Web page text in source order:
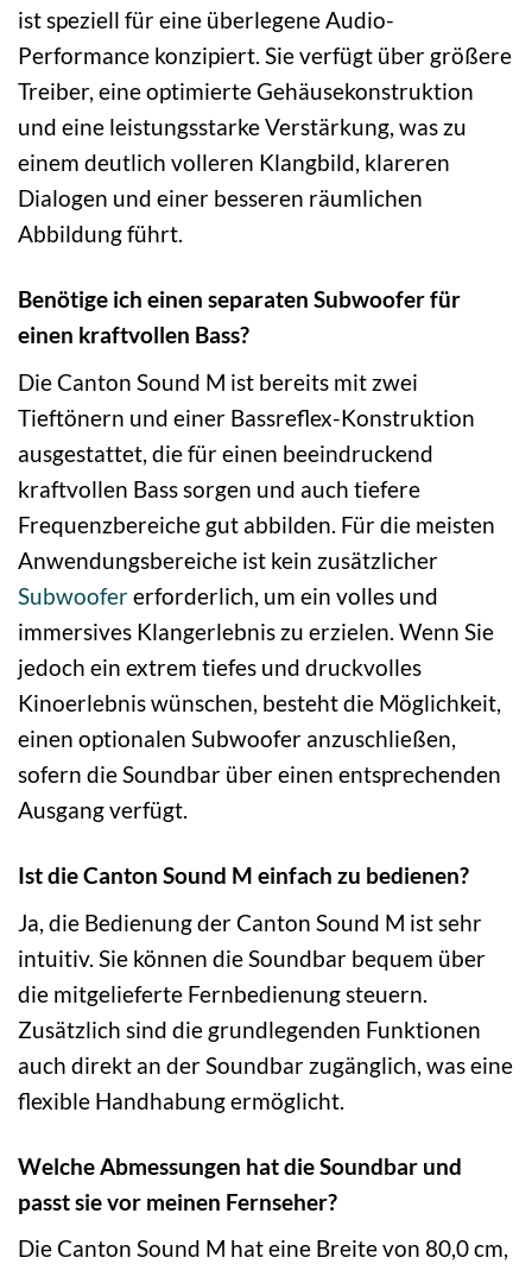
ist speziell für eine überlegene Audio-
Performance konzipiert. Sie verfügt über größere
Treiber, eine optimierte Gehäusekonstruktion
und eine leistungsstarke Verstärkung, was zu
einem deutlich volleren Klangbild, klareren
Dialogen und einer besseren räumlichen
Abbildung führt.
Benötige ich einen separaten Subwoofer für
einen kraftvollen Bass?
Die Canton Sound M ist bereits mit zwei
Tieftönern und einer Bassreflex-Konstruktion
ausgestattet, die für einen beeindruckend
kraftvollen Bass sorgen und auch tiefere
Frequenzbereiche gut abbilden. Für die meisten
Anwendungsbereiche ist kein zusätzlicher
Subwoofererforderlich, um ein volles und
immersives Klangerlebnis zu erzielen. Wenn Sie
jedoch ein extrem tiefes und druckvolles
Kinoerlebnis wünschen, besteht die Möglichkeit,
einen optionalen Subwoofer anzuschließen,
sofern die Soundbar über einen entsprechenden
Ausgang verfügt.
Ist die Canton Sound M einfach zu bedienen?
Ja, die Bedienung der Canton Sound M ist sehr
intuitiv. Sie können die Soundbar bequem über
die mitgelieferte Fernbedienung steuern.
Zusätzlich sind die grundlegenden Funktionen
auch direkt an der Soundbar zugänglich, was eine
flexible Handhabung ermöglicht.
Welche Abmessungen hat die Soundbar und
passt sie vor meinen Fernseher?
Die Canton Sound M hat eine Breite von 80,0 cm,